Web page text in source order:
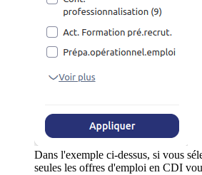
Dans l'exemple ci-dessus, si vous
seules les offres d'emploi en CDI